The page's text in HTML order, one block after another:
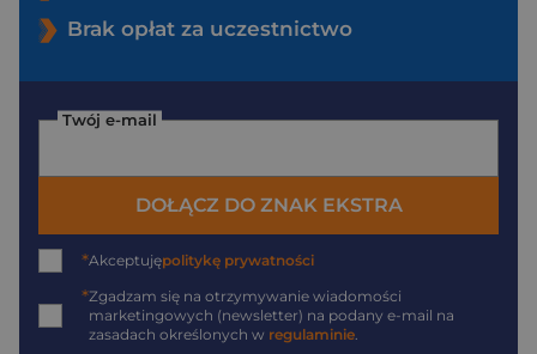
Brak opłat za uczestnictwo
Twój e-mail
DOŁĄCZ DO ZNAK EKSTRA
*Akceptujępolitykę prywatności
*Zgadzam się na otrzymywanie wiadomości
marketingowych (newsletter) na podany e-mail na
zasadach określonych w regulaminie